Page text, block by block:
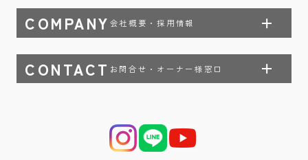
COMPANY 会社概要・採用情報
CONTACT お問合せ・オーナー様窓口